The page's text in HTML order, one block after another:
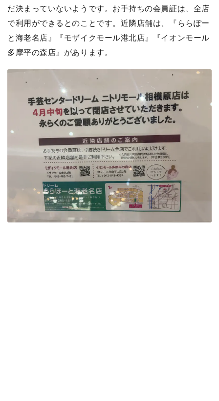
だ決まっていないようです。お手持ちの会員証は、全店
で利用ができるとのことです。近隣店舗は、『ららぽー
と海老名店』『モザイクモール港北店』『イオンモール
多摩平の森店』があります。